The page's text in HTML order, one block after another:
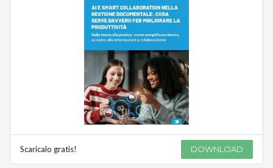
Scaricalo gratis! DOWNLOAD